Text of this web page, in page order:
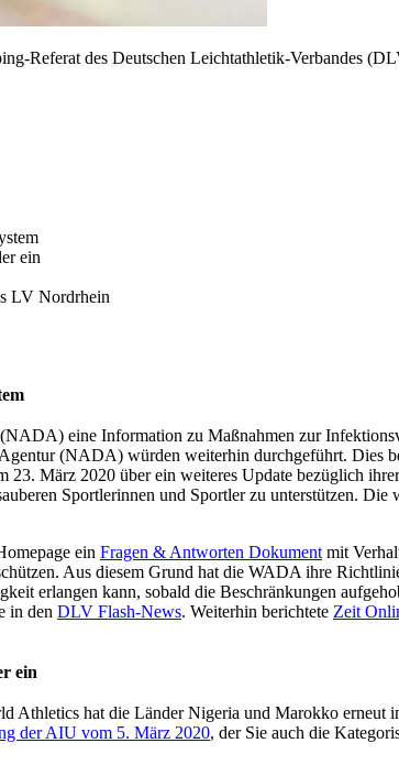
Referat des Deutschen Leichtathletik-Verbandes
ein
LV Nordrhein
eine Information zu Maßnahmen zur
(NADA) würden weiterhin durchgeführt. Dies
März 2020 über ein weiteres Update bezüglich
Sportlerinnen und Sportler zu unterstützen. Die
ein Fragen & Antworten Dokument mit
Aus diesem Grund hat die WADA ihre
erlangen kann, sobald die Beschränkungen
in den DLV Flash-News. Weiterhin berichtete Zeit
ein
hat die Länder Nigeria und Marokko
der AIU vom 5. März 2020, der Sie auch die